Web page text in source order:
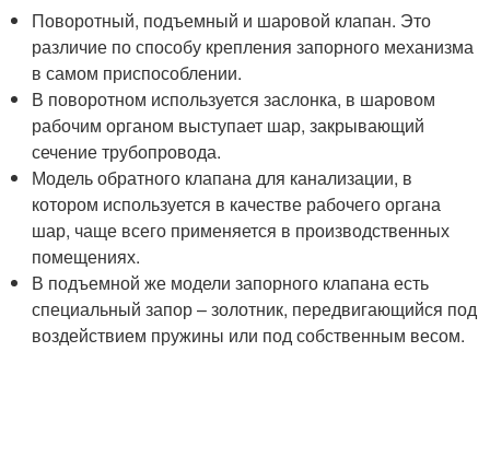
Поворотный, подъемный и шаровой клапан. Это
различие по способу крепления запорного механизма
в самом приспособлении.
В поворотном используется заслонка, в шаровом
рабочим органом выступает шар, закрывающий
сечение трубопровода.
Модель обратного клапана для канализации, в
котором используется в качестве рабочего органа
шар, чаще всего применяется в производственных
помещениях.
В подъемной же модели запорного клапана есть
специальный запор – золотник, передвигающийся под
воздействием пружины или под собственным весом.